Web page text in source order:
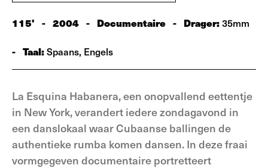
115' - 2004 - Documentaire - Drager:35mm
- Taal:Spaans, Engels
La Esquina Habanera, een onopvallend eettentje
in New York, verandert iedere zondagavond in
een danslokaal waar Cubaanse ballingen de
authentieke rumba komen dansen. In deze fraai
vormgegeven documentaire portretteert